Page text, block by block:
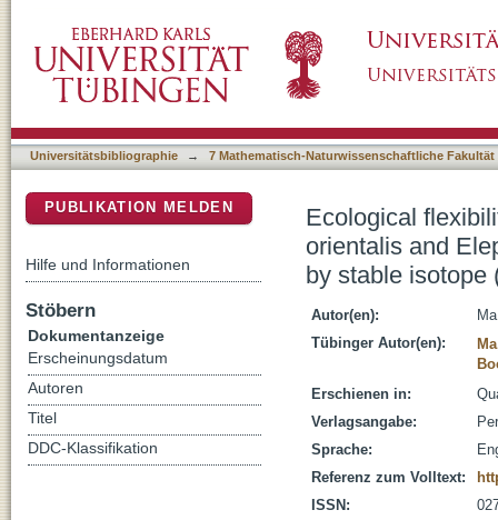
maximus in mainland southeast Asia
Universitätsbibliographie → 7 Mathematisch-Naturwissenschaftliche Fakultät
Ecological
orientalis and
by stable isotope
Autor(en):
Tübinger Autor(en):
Erschienen in:
Verlagsangabe:
Sprache:
Referenz zum Volltext:
ISSN:
PUBLIKATION MELDEN
Hilfe und Informationen
Stöbern
Dokumentanzeige
Erscheinungsdatum
Autoren
Titel
DDC-Klassifikation